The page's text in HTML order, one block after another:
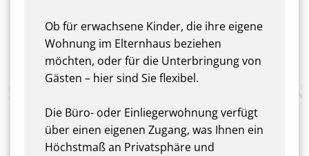
Ob für erwachsene Kinder, die ihre eigene
Wohnung im Elternhaus beziehen
möchten, oder für die Unterbringung von
Gästen – hier sind Sie flexibel.
Die Büro- oder Einliegerwohnung verfügt
über einen eigenen Zugang, was Ihnen ein
Höchstmaß an Privatsphäre und